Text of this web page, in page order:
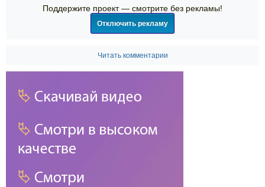
Поддержите проект — смотрите без рекламы!
Отключить рекламу
Читать комментарии